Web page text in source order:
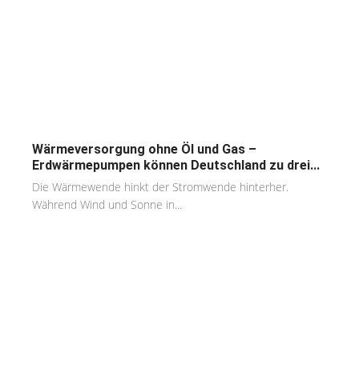
Wärmeversorgung ohne Öl und Gas –
Erdwärmepumpen können Deutschland zu drei...
Die Wärmewende hinkt der Stromwende hinterher.
Während Wind und Sonne in...